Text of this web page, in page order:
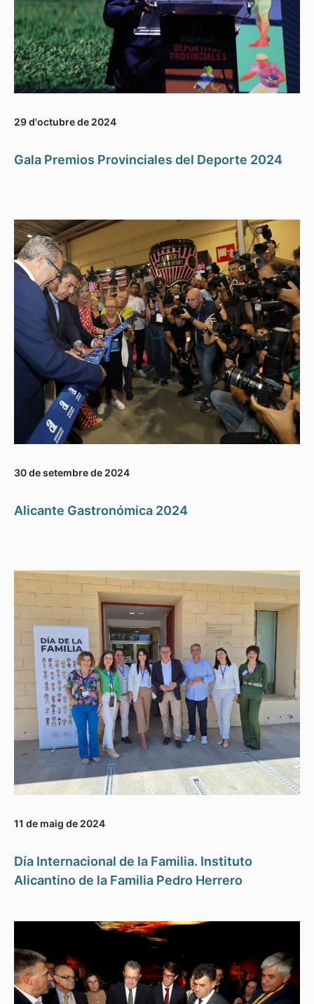
29 d'octubre de 2024
Gala Premios Provinciales del Deporte 2024
30 de setembre de 2024
Alicante Gastronómica 2024
11 de maig de 2024
Día Internacional de la Familia. Instituto
Alicantino de la Familia Pedro Herrero